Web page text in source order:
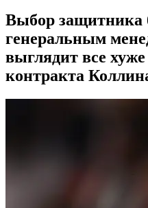
Выбор
генеральным
выглядит все
контракта